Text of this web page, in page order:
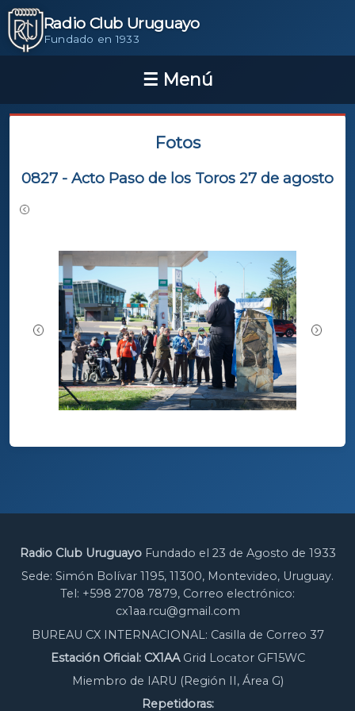
Radio Club Uruguayo
Fundado en 1933
Fotos
0827 - Acto Paso de los Toros 27 de agosto
Radio Club UruguayoFundado el 23 de Agosto de 1933
Sede: Simón Bolívar 1195, 11300, Montevideo, Uruguay.
Tel: +598 2708 7879, Correo electrónico:
cx1aa.rcu@gmail.com
BUREAU CX INTERNACIONAL: Casilla de Correo 37
Estación Oficial: CX1AAGrid Locator GF15WC
Miembro de IARU (Región II, Área G)
Repetidoras: